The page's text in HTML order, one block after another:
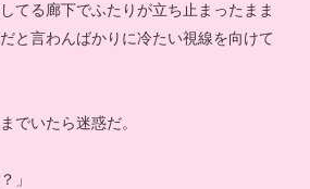
てる廊下でふたりが立ち止まったまま
と言わんばかりに冷たい視線を向けて
でいたら迷惑だ。
」